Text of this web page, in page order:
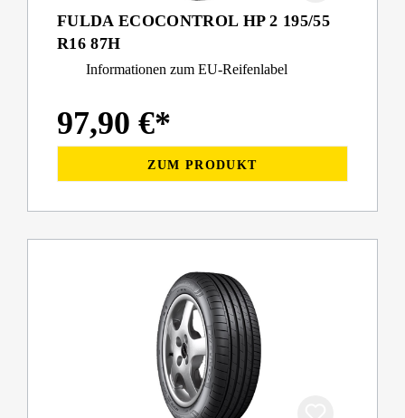
FULDA ECOCONTROL HP 2 195/55
R16 87H
Informationen zum EU-Reifenlabel
97,90 €*
ZUM PRODUKT